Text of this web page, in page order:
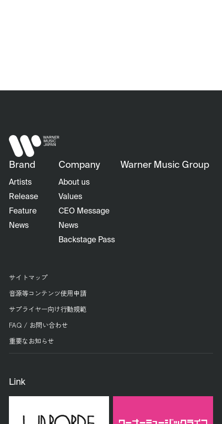
Brand
Artists
Release
Feature
News
Company
About us
Values
CEO Message
News
Backstage Pass
Warner Music Group
サイトマップ
音源等コンテンツ使用申請
サプライヤー向け行動規範
FAQ / お問い合わせ
重要なお知らせ
Link